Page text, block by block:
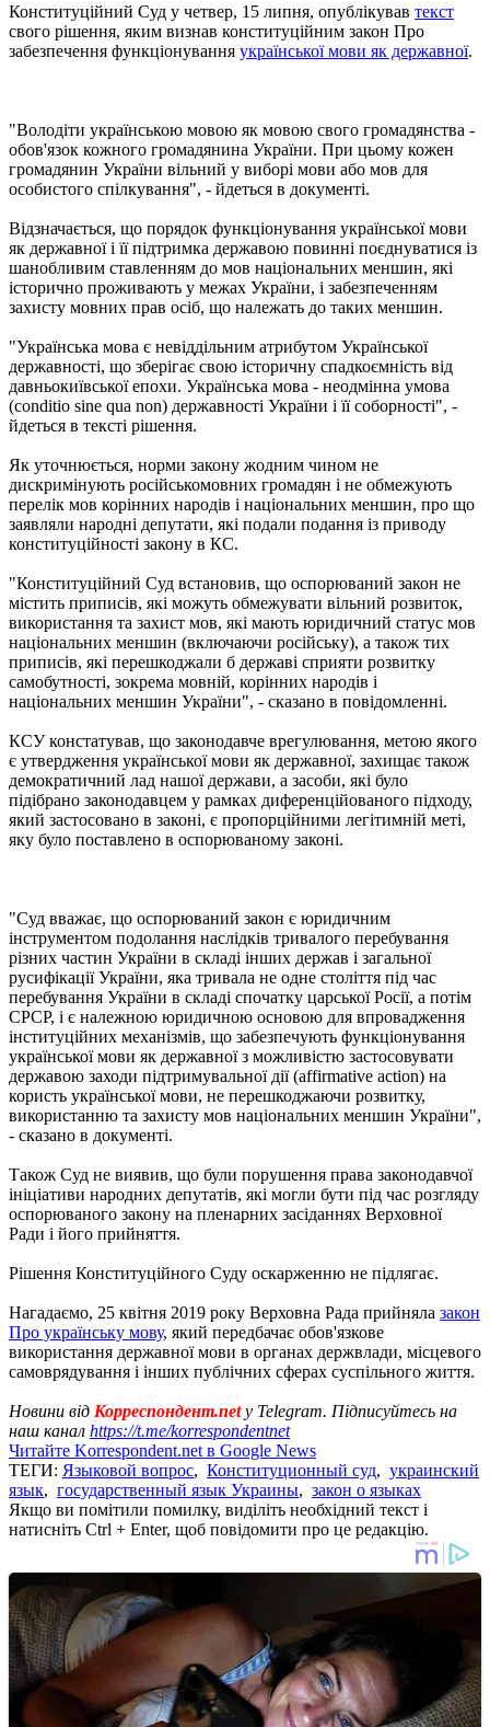
Конституційний Суд у четвер, 15 липня, опублікував текст
свого рішення, яким визнав конституційним закон Про
забезпечення функціонування української мови як державної.
"Володіти українською мовою як мовою свого громадянства -
обов'язок кожного громадянина України. При цьому кожен
громадянин України вільний у виборі мови або мов для
особистого спілкування", - йдеться в документі.
Відзначається, що порядок функціонування української мови
як державної і її підтримка державою повинні поєднуватися із
шанобливим ставленням до мов національних меншин, які
історично проживають у межах України, і забезпеченням
захисту мовних прав осіб, що належать до таких меншин.
"Українська мова є невіддільним атрибутом Української
державності, що зберігає свою історичну спадкоємність від
давньокиївської епохи. Українська мова - неодмінна умова
(conditio sine qua non) державності України і її соборності", -
йдеться в тексті рішення.
Як уточнюється, норми закону жодним чином не
дискримінують російськомовних громадян і не обмежують
перелік мов корінних народів і національних меншин, про що
заявляли народні депутати, які подали подання із приводу
конституційності закону в КС.
"Конституційний Суд встановив, що оспорюваний закон не
містить приписів, які можуть обмежувати вільний розвиток,
використання та захист мов, які мають юридичний статус мов
національних меншин (включаючи російську), а також тих
приписів, які перешкоджали б державі сприяти розвитку
самобутності, зокрема мовній, корінних народів і
національних меншин України", - сказано в повідомленні.
КСУ констатував, що законодавче врегулювання, метою якого
є утвердження української мови як державної, захищає також
демократичний лад нашої держави, а засоби, які було
підібрано законодавцем у рамках диференційованого підходу,
який застосовано в законі, є пропорційними легітимній меті,
яку було поставлено в оспорюваному законі.
"Суд вважає, що оспорюваний закон є юридичним
інструментом подолання наслідків тривалого перебування
різних частин України в складі інших держав і загальної
русифікації України, яка тривала не одне століття під час
перебування України в складі спочатку царської Росії, а потім
СРСР, і є належною юридичною основою для впровадження
інституційних механізмів, що забезпечують функціонування
української мови як державної з можливістю застосовувати
державою заходи підтримувальної дії (affirmative action) на
користь української мови, не перешкоджаючи розвитку,
використанню та захисту мов національних меншин України",
- сказано в документі.
Також Суд не виявив, що були порушення права законодавчої
ініціативи народних депутатів, які могли бути під час розгляду
оспорюваного закону на пленарних засіданнях Верховної
Ради і його прийняття.
Рішення Конституційного Суду оскарженню не підлягає.
Нагадаємо, 25 квітня 2019 року Верховна Рада прийняла закон
Про українську мову, який передбачає обов'язкове
використання державної мови в органах держвлади, місцевого
самоврядування і інших публічних сферах суспільного життя.
Новини від Корреспондент.netу Telegram. Підписуйтесь на
наш канал https://t.me/korrespondentnet
Читайте Korrespondent.net в Google News
ТЕГИ: Языковой вопрос, Конституционный суд, украинский
язык, государственный язык Украины, закон о языках
Якщо ви помітили помилку, виділіть необхідний текст і
натисніть Ctrl + Enter, щоб повідомити про це редакцію.